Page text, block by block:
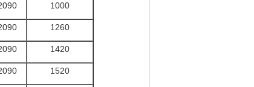
1000
1260
1420
1520